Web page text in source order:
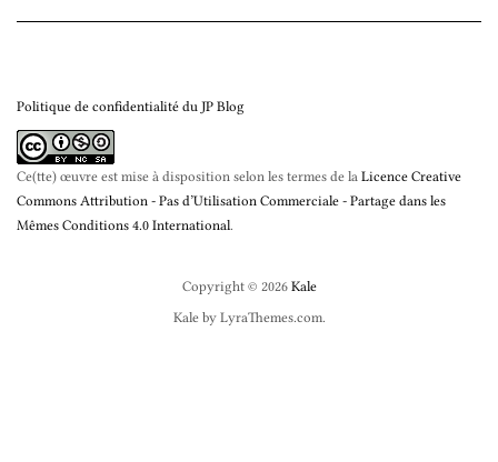
Politique de confidentialité du JP Blog
Ce(tte) œuvre est mise à disposition selon les termes de la Licence Creative
Commons Attribution - Pas d’Utilisation Commerciale - Partage dans les
Mêmes Conditions 4.0 International.
Copyright © 2026 Kale
Kaleby LyraThemes.com.